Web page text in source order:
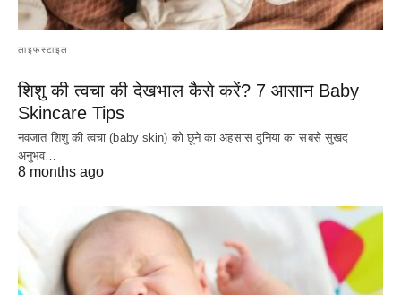
लाइफस्टाइल
शिशु की त्वचा की देखभाल कैसे करें? 7 आसान Baby
Skincare Tips
नवजात शिशु की त्वचा (baby skin) को छूने का अहसास दुनिया का सबसे सुखद
अनुभव…
8 months ago